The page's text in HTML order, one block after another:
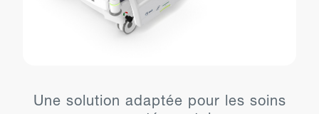
Une solution adaptée pour les soins